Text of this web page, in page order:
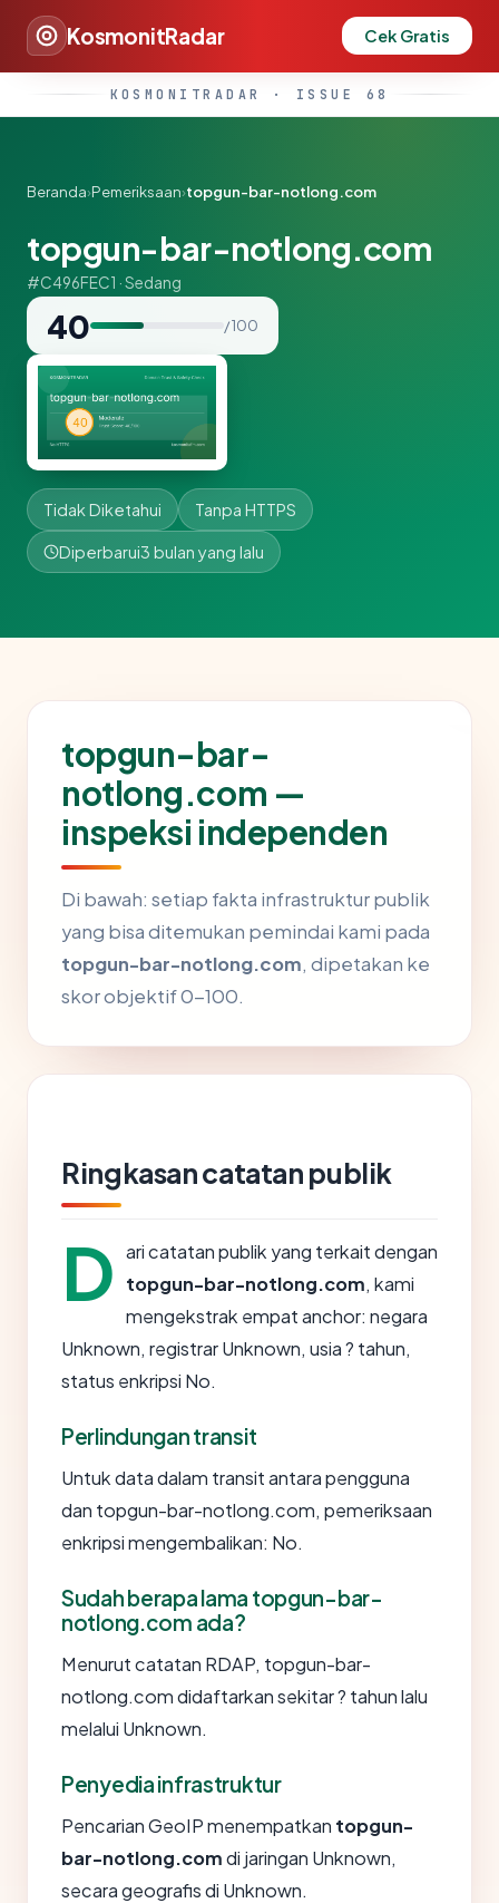
KosmonitRadar Cek Gratis
KOSMONITRADAR · ISSUE 68
Beranda›Pemeriksaan›topgun-bar-notlong.com
topgun-bar-notlong.com
#C496FEC1 · Sedang
40 / 100
Tidak Diketahui Tanpa HTTPS
Diperbarui3 bulan yang lalu
topgun-bar-
notlong.com —
inspeksi independen
Di bawah: setiap fakta infrastruktur publik
yang bisa ditemukan pemindai kami pada
topgun-bar-notlong.com, dipetakan ke
skor objektif 0-100.
Ringkasan catatan publik
D ari catatan publik yang terkait dengan
topgun-bar-notlong.com, kami
mengekstrak empat anchor: negara
Unknown, registrar Unknown, usia ? tahun,
status enkripsi No.
Perlindungan transit
Untuk data dalam transit antara pengguna
dan topgun-bar-notlong.com, pemeriksaan
enkripsi mengembalikan: No.
Sudah berapa lama topgun-bar-
notlong.com ada?
Menurut catatan RDAP, topgun-bar-
notlong.com didaftarkan sekitar ? tahun lalu
melalui Unknown.
Penyedia infrastruktur
Pencarian GeoIP menempatkan topgun-
bar-notlong.comdi jaringan Unknown,
secara geografis di Unknown.